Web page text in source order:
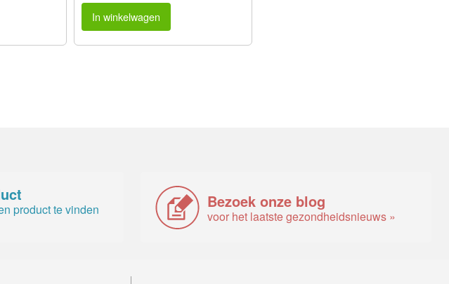
In winkelwagen
product te vinden
Bezoek onze blog
voor het laatste gezondheidsnieuws »